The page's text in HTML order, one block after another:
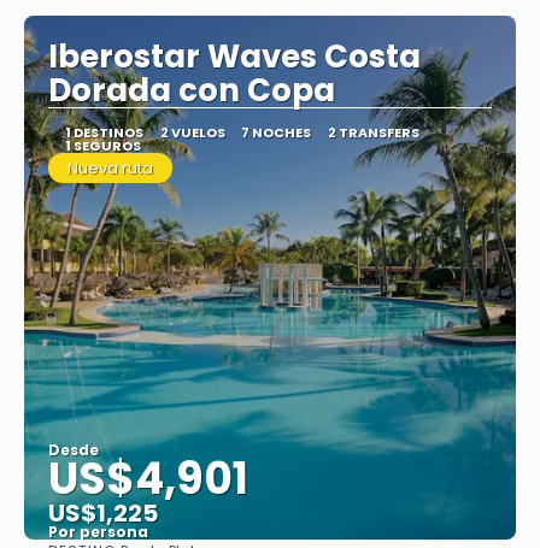
Iberostar Waves Costa
Dorada con Copa
1 DESTINOS 2 VUELOS 7 NOCHES 2 TRANSFERS
1 SEGUROS
Nueva ruta
Desde
US$4,901
US$1,225
Por persona